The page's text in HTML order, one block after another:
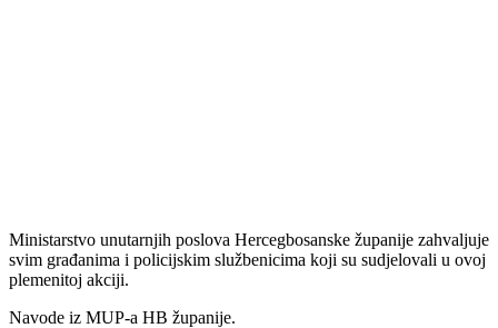
Ministarstvo unutarnjih poslova Hercegbosanske županije zahvaljuje
svim građanima i policijskim službenicima koji su sudjelovali u ovoj
plemenitoj akciji.
Navode iz MUP-a HB županije.